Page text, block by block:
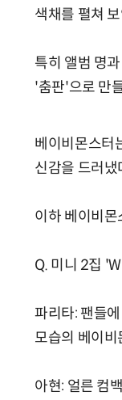
색채를 펼쳐
특히 앨범 명
'춤판'으로 만
베이비몬스터
신감을 드러냈
이하 베이비
Q. 미니 2집
파리타: 팬들
모습의 베이
아현: 얼른 컴